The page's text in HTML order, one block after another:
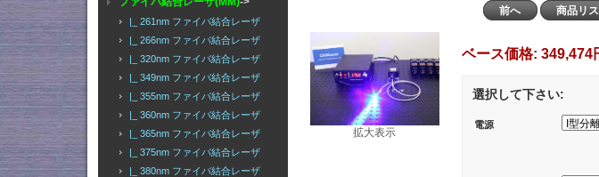
|_ 261nm ファイバ結合レーザ
|_ 266nm ファイバ結合レーザ
|_ 320nm ファイバ結合レーザ
|_ 349nm ファイバ結合レーザ
|_ 355nm ファイバ結合レーザ
|_ 360nm ファイバ結合レーザ
|_ 365nm ファイバ結合レーザ
|_ 375nm ファイバ結合レーザ
|_ 380nm ファイバ結合レーザ
前へ 商品リ
拡大表示
ベース価格: 349,474
選択して下さい:
電源